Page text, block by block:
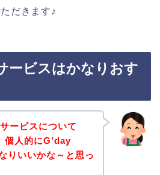
だきます♪
ービスはかなりおす
ービスについて
個人的にG’day
りいいかな～と思っ